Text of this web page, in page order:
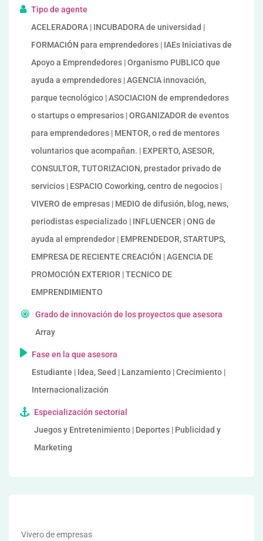
Tipo de agente
ACELERADORA | INCUBADORA de universidad |
FORMACIÓN para emprendedores | IAEs Iniciativas de
Apoyo a Emprendedores | Organismo PUBLICO que
ayuda a emprendedores | AGENCIA innovación,
parque tecnológico | ASOCIACION de emprendedores
o startups o empresarios | ORGANIZADOR de eventos
para emprendedores | MENTOR, o red de mentores
voluntarios que acompañan. | EXPERTO, ASESOR,
CONSULTOR, TUTORIZACION, prestador privado de
servicios | ESPACIO Coworking, centro de negocios |
VIVERO de empresas | MEDIO de difusión, blog, news,
periodistas especializado | INFLUENCER | ONG de
ayuda al emprendedor | EMPRENDEDOR, STARTUPS,
EMPRESA DE RECIENTE CREACIÓN | AGENCIA DE
PROMOCIÓN EXTERIOR | TECNICO DE
EMPRENDIMIENTO
Grado de innovación de los proyectos que asesora
Array
Fase en la que asesora
Estudiante | Idea, Seed | Lanzamiento | Crecimiento |
Internacionalización
Especialización sectorial
Juegos y Entretenimiento | Deportes | Publicidad y
Marketing
Vivero de empresas